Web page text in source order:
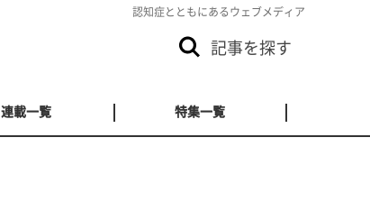
認知症とともにあるウェブメディア
記事を探す
連載一覧 特集一覧